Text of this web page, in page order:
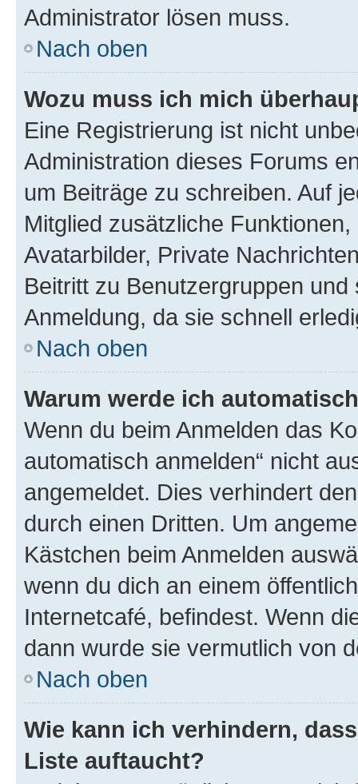
Administrator lösen muss.
Nach oben
Wozu muss ich mich
Eine Registrierung ist nicht
Administration dieses Forums
um Beiträge zu schreiben. Auf
Mitglied zusätzliche
Avatarbilder, Private
Beitritt zu Benutzergruppen
Anmeldung, da sie schnell
Nach oben
Warum werde ich
Wenn du beim Anmelden das
automatisch anmelden“ nicht
angemeldet. Dies verhindert
durch einen Dritten. Um
Kästchen beim Anmelden
wenn du dich an einem
Internetcafé, befindest. Wenn
dann wurde sie vermutlich von
Nach oben
Wie kann ich verhindern,
Liste auftaucht?